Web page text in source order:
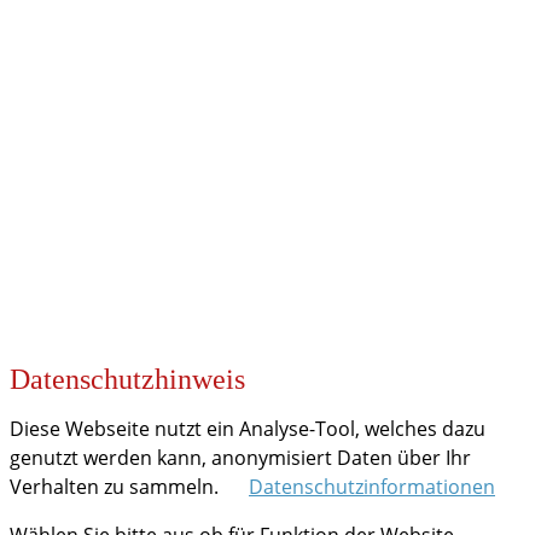
Datenschutzhinweis
Diese Webseite nutzt ein Analyse-Tool, welches dazu
genutzt werden kann, anonymisiert Daten über Ihr
Verhalten zu sammeln.
Datenschutzinformationen